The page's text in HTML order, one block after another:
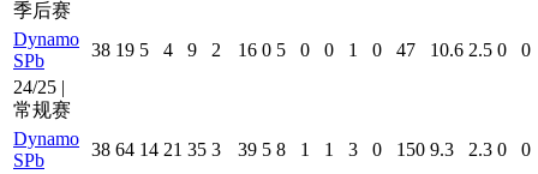
季后赛
Dynamo
SPb
38 19 5 4 9 2 16 0 5 0 0 1 0 47 10.6 2.5 0
0
24/25 |
常规赛
Dynamo
SPb
38 64 14 21 35 3 39 5 8 1 1 3 0 150 9.3 2.3 0
0